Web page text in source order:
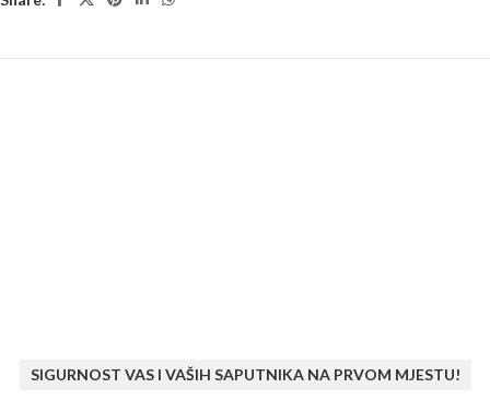
SIGURNOST VAS I VAŠIH SAPUTNIKA NA PRVOM MJESTU!